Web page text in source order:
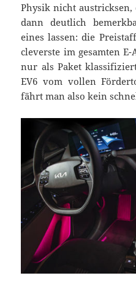
Physik nicht austricksen,
dann deutlich
eines lassen: die
cleverste im gesamten
nur als Paket
EV6 vom vollen
fährt man also kein